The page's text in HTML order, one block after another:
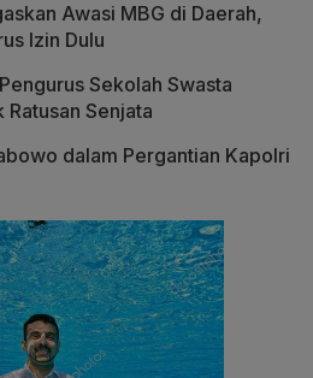
Awasi MBG di Daerah,
Izin Dulu
Sekolah Swasta
Senjata
dalam Pergantian Kapolri